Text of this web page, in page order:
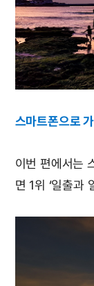
스마트폰으로
이번 편에서는
면 1위 ‘일출과